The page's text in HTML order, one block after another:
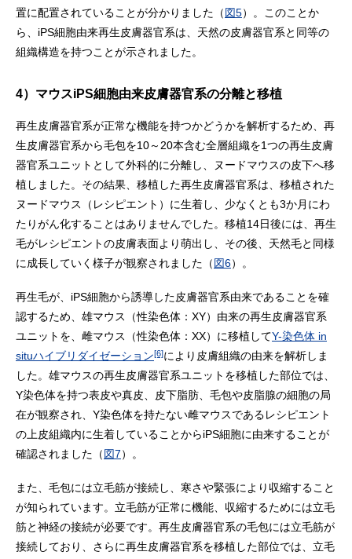
置に配置されていることが分かりました（図5）。このことか
ら、iPS細胞由来再生皮膚器官系は、天然の皮膚器官系と同等の
組織構造を持つことが示されました。
4）マウスiPS細胞由来皮膚器官系の分離と移植
再生皮膚器官系が正常な機能を持つかどうかを解析するため、再
生皮膚器官系から毛包を10～20本含む全層組織を1つの再生皮膚
器官系ユニットとして外科的に分離し、ヌードマウスの皮下へ移
植しました。その結果、移植した再生皮膚器官系は、移植された
ヌードマウス（レシピエント）に生着し、少なくとも3か月にわ
たりがん化することはありませんでした。移植14日後には、再生
毛がレシピエントの皮膚表面より萌出し、その後、天然毛と同様
に成長していく様子が観察されました（図6）。
再生毛が、iPS細胞から誘導した皮膚器官系由来であることを確
認するため、雄マウス（性染色体：XY）由来の再生皮膚器官系
ユニットを、雌マウス（性染色体：XX）に移植してY-染色体 in
situハイブリダイゼーション[6]により皮膚組織の由来を解析しま
した。雄マウスの再生皮膚器官系ユニットを移植した部位では、
Y染色体を持つ表皮や真皮、皮下脂肪、毛包や皮脂腺の細胞の局
在が観察され、Y染色体を持たない雌マウスであるレシピエント
の上皮組織内に生着していることからiPS細胞に由来することが
確認されました（図7）。
また、毛包には立毛筋が接続し、寒さや緊張により収縮すること
が知られています。立毛筋が正常に機能、収縮するためには立毛
筋と神経の接続が必要です。再生皮膚器官系の毛包には立毛筋が
接続しており、さらに再生皮膚器官系を移植した部位では、立毛